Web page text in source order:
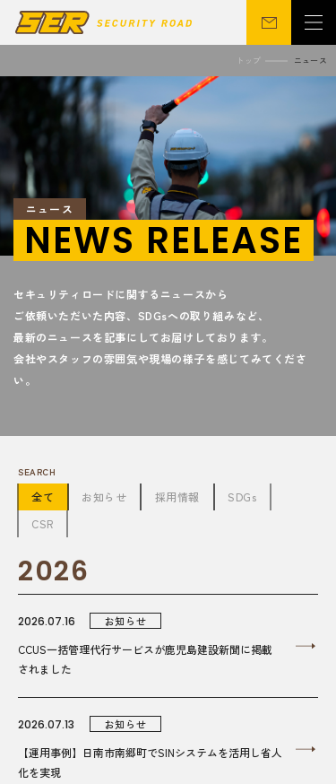
会社概要
警備事業
関連事業
営業所
ニュース
サステナビリティ
CSR
シニア向け
採用情報 お問い合わせ
トップ ニュース
ニュース
NEWS RELEASE
セキュリティロードに関するニュースから
ご依頼いただいた内容、SDGsへの取り組みなど、
最新のニュースを記事にしてお届けしております。
会社やスタッフの雰囲気や現場の様子を感じてみてくださ
い。
SEARCH
全て お知らせ 採用情報
SDGs
CSR
2026
2026.07.16 お知らせ
CCUS一括管理代行サービスが鹿児島建設新聞に掲載
されました
2026.07.13 お知らせ
【運用事例】日南市南郷町でSINシステムを活用し省人
化を実現